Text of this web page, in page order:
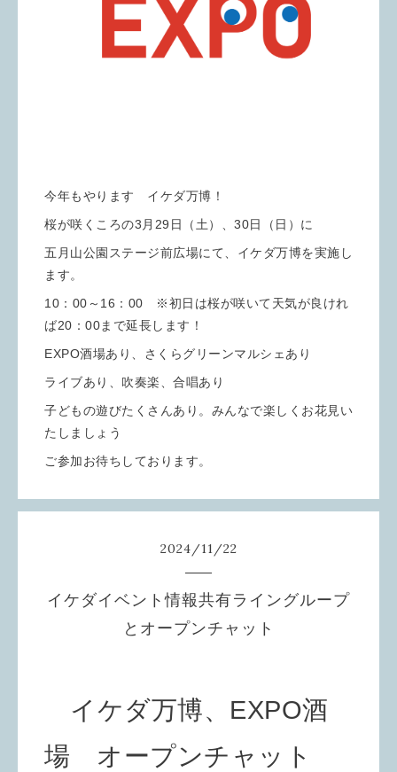
今年もやります イケダ万博！
桜が咲くころの3月29日（土）、30日（日）に
五月山公園ステージ前広場にて、イケダ万博を実施し
ます。
10：00～16：00 ※初日は桜が咲いて天気が良けれ
ば20：00まで延長します！
EXPO酒場あり、さくらグリーンマルシェあり
ライブあり、吹奏楽、合唱あり
子どもの遊びたくさんあり。みんなで楽しくお花見い
たしましょう
ご参加お待ちしております。
2024/11/22
イケダイベント情報共有ライングループ
とオープンチャット
イケダ万博、EXPO酒
場 オープンチャット